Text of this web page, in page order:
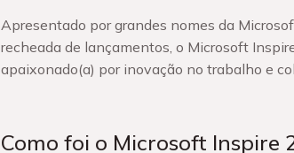
Apresentado por grandes nomes da
recheada de lançamentos, o Microsoft
apaixonado(a) por inovação no trabalho e
Como foi o Microsoft Inspire